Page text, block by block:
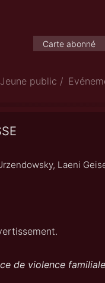
Carte abonné
Jeune public
Laeni
de violence